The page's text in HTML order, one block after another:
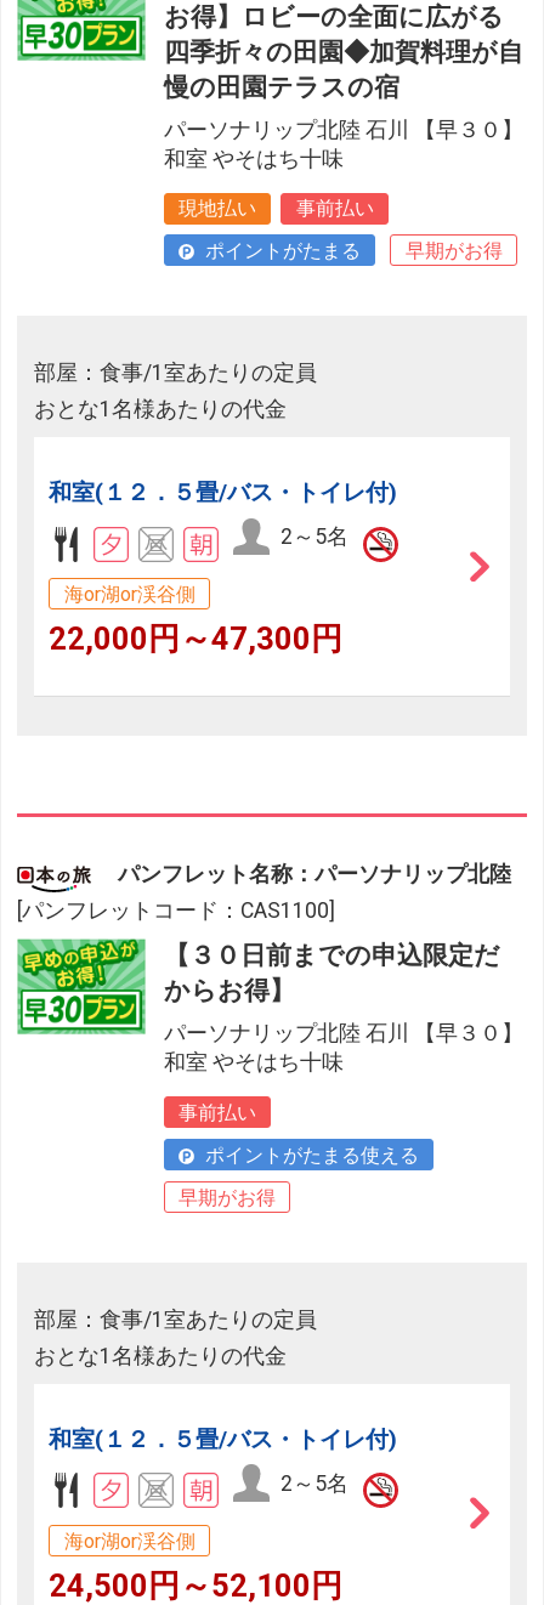
お得】ロビーの全面に広がる
四季折々の田園◆加賀料理が自
慢の田園テラスの宿
パーソナリップ北陸 石川 【早３０】
和室 やそはち十味
現地払い
事前払い
ポイントがたまる
早期がお得
部屋：食事/1室あたりの定員
おとな1名様あたりの代金
和室(１２．５畳/バス・トイレ付)
2～5名
海or湖or渓谷側
22,000円～47,300円
パンフレット名称：パーソナリップ北陸
[パンフレットコード：CAS1100]
【３０日前までの申込限定だ
からお得】
パーソナリップ北陸 石川 【早３０】
和室 やそはち十味
事前払い
ポイントがたまる使える
早期がお得
部屋：食事/1室あたりの定員
おとな1名様あたりの代金
和室(１２．５畳/バス・トイレ付)
2～5名
海or湖or渓谷側
24,500円～52,100円